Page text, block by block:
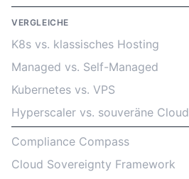
VERGLEICHE
K8s vs. klassisches Hosting
Managed vs. Self-Managed
Kubernetes vs. VPS
Hyperscaler vs. souveräne Cloud
Compliance Compass
Cloud Sovereignty Framework